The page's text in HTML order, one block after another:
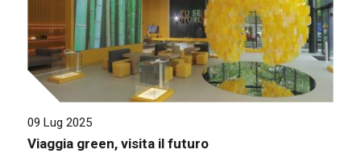
09 Lug 2025
Viaggia green, visita il futuro